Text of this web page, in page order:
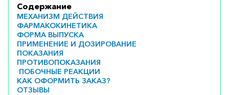
Содержание
МЕХАНИЗМ ДЕЙСТВИЯ
ФАРМАКОКИНЕТИКА
ФОРМА ВЫПУСКА
ПРИМЕНЕНИЕ И ДОЗИРОВАНИЕ
ПОКАЗАНИЯ
ПРОТИВОПОКАЗАНИЯ
ПОБОЧНЫЕ РЕАКЦИИ
КАК ОФОРМИТЬ ЗАКАЗ?
ОТЗЫВЫ